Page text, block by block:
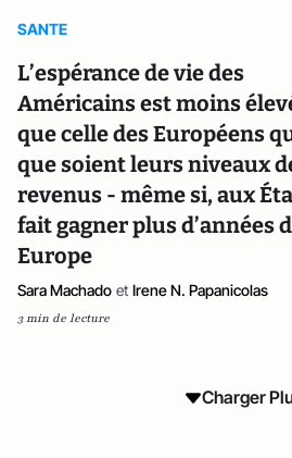
SANTE
L’espérance de vie des
Américains est moins
que celle des Européens
que soient leurs niveaux
revenus - même si, aux
fait gagner plus d’années
Europe
Sara Machado et Irene N. Papanicolas
3 min de lecture
Charger